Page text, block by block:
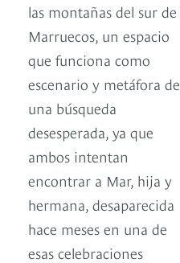
las montañas del sur de
Marruecos, un espacio
que funciona como
escenario y metáfora de
una búsqueda
desesperada, ya que
ambos intentan
encontrar a Mar, hija y
hermana, desaparecida
hace meses en una de
esas celebraciones